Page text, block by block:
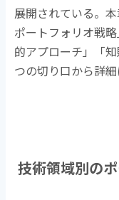
展開されている。
ポートフォリオ戦
的アプローチ」「
つの切り口から詳細
技術領域別の